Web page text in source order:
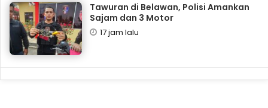
Tawuran di Belawan, Polisi Amankan
Sajam dan 3 Motor
17 jam lalu